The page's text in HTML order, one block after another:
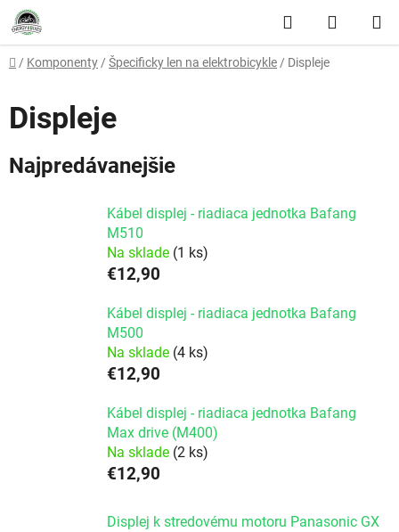
Prejsť na obsah Hľadať
Domov
/ Komponenty / Špecificky len na elektrobicykle / Displeje
Displeje
Najpredávanejšie
Kábel displej - riadiaca jednotka Bafang
M510
Na sklade (1 ks)
€12,90
Kábel displej - riadiaca jednotka Bafang
M500
Na sklade (4 ks)
€12,90
Kábel displej - riadiaca jednotka Bafang
Max drive (M400)
Na sklade (2 ks)
€12,90
Displej k stredovému motoru Panasonic GX